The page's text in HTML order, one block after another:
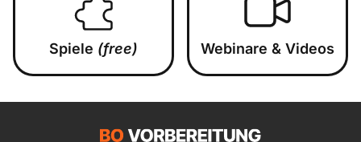
Spiele (free) Webinare & Videos